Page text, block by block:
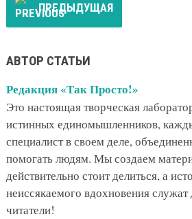
ПРЕДЫДУЩАЯ
АВТОР СТАТЬИ
Редакция «Так Просто!»
Это настоящая творческая
истинных единомышленников,
специалист в своем деле,
помогать людям. Мы создаем
действительно стоит делиться, а
неиссякаемого вдохновения
читатели!